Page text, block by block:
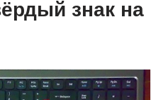
знак на